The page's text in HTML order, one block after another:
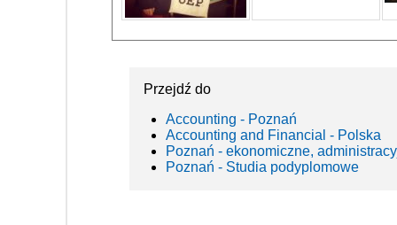
Przejdź do
Accounting - Poznań
Accounting and Financial - Polska
Poznań - ekonomiczne,
Poznań - Studia podyplomowe